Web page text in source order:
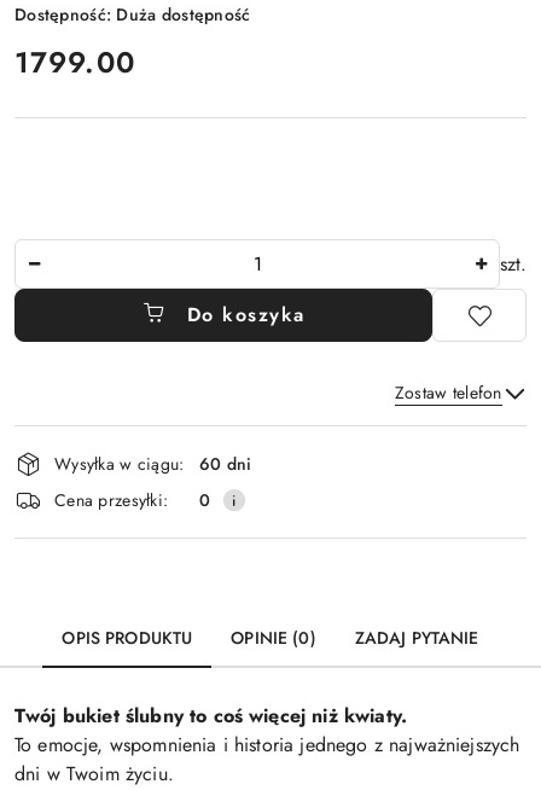
Dostępność: Duża dostępność
cena:
1799.00
szt.
Do koszyka
Zostaw telefon
Wyślij
Dostępność
i
dostawa
Wysyłka w ciągu:
60 dni
Cena przesyłki:
0
OPIS PRODUKTU OPINIE (0) ZADAJ PYTANIE
Twój bukiet ślubny to coś więcej niż kwiaty.
To emocje, wspomnienia i historia jednego z najważniejszych
dni w Twoim życiu.